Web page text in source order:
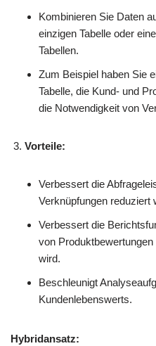
Kombinieren Sie Daten
einzigen Tabelle oder
Tabellen.
Zum Beispiel haben Sie
Tabelle, die Kund- und
die Notwendigkeit von
Vorteile:
Verbessert die
Verknüpfungen reduziert
Verbessert die
von
wird.
Beschleunigt
Kundenlebenswerts.
Hybridansatz: